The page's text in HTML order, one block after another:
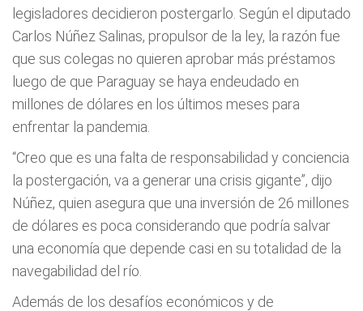
legisladores decidieron postergarlo. Según el diputado
Carlos Núñez Salinas, propulsor de la ley, la razón fue
que sus colegas no quieren aprobar más préstamos
luego de que Paraguay se haya endeudado en
millones de dólares en los últimos meses para
enfrentar la pandemia.
“Creo que es una falta de responsabilidad y conciencia
la postergación, va a generar una crisis gigante”, dijo
Núñez, quien asegura que una inversión de 26 millones
de dólares es poca considerando que podría salvar
una economía que depende casi en su totalidad de la
navegabilidad del río.
Además de los desafíos económicos y de